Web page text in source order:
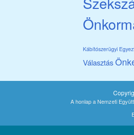
Kábítószerügyi
Választás
A honlap a Nemzeti